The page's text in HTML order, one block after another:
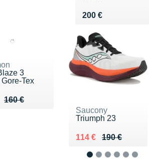
200 €
Vendu 200 €
3
Tex
160 €
de 160 €
114 €
Saucony
Triumph 23
190 €
Au lieu de 190 €
114 €
Vendu 114 €